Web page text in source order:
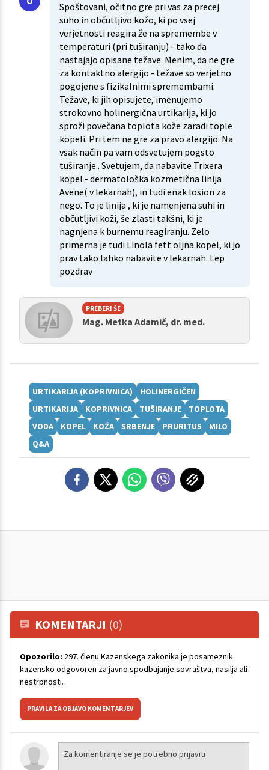
Spoštovani, očitno gre pri vas za precej
suho in občutljivo kožo, ki po vsej
verjetnosti reagira že na spremembe v
temperaturi (pri tuširanju) - tako da
nastajajo opisane težave. Menim, da ne gre
za kontaktno alergijo - težave so verjetno
pogojene s fizikalnimi spremembami.
Težave, ki jih opisujete, imenujemo
strokovno holinergična urtikarija, ki jo
sproži povečana toplota kože zaradi tople
kopeli. Pri tem ne gre za pravo alergijo. Na
vsak način pa vam odsvetujem pogsto
tuširanje.. Svetujem, da nabavite Trixera
kopel - dermatološka kozmetična linija
Avene( v lekarnah), in tudi enak losion za
nego. To je linija , ki je namenjena suhi in
občutljivi koži, še zlasti takšni, ki je
nagnjena k burnemu reagiranju. Zelo
primerna je tudi Linola fett oljna kopel, ki jo
prav tako lahko nabavite v lekarnah. Lep
pozdrav
PREBERI ŠE
Mag. Metka Adamič, dr. med.
URTIKARIJA (KOPRIVNICA)
HOLINERGIČEN
URTIKARIJA
KOPRIVNICA TUŠIRANJE
TOPLOTA
VODA
KOPEL KOŽA SRBENJE PRURITUS
MILO
Q&A
KOMENTARJI (0)
Opozorilo: 297. členu Kazenskega zakonika je posameznik
kazensko odgovoren za javno spodbujanje sovraštva, nasilja ali
nestrpnosti.
PRAVILA ZA OBJAVO KOMENTARJEV